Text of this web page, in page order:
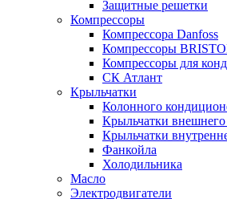
Защитные решетки
Компрессоры
Компрессора Danfoss
Компрессоры
Компрессоры для
СК Атлант
Крыльчатки
Колонного
Крыльчатки внешнего
Крыльчатки
Фанкойла
Холодильника
Масло
Электродвигатели